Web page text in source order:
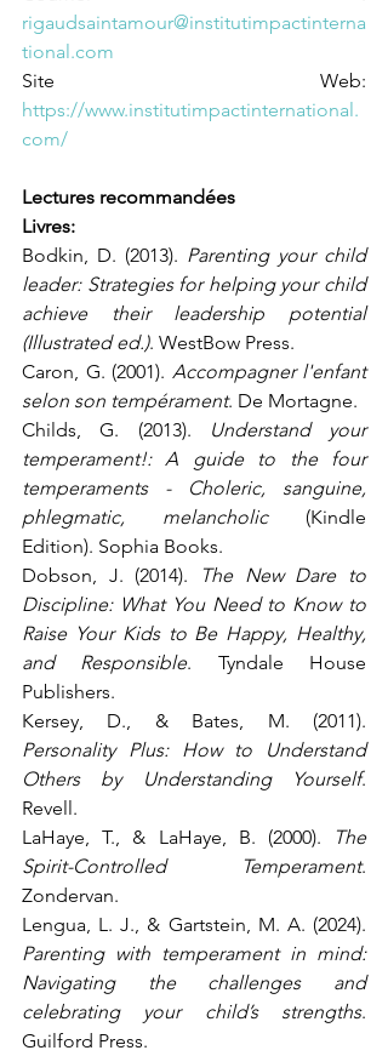
rigaudsaintamour@institutimpactinterna
tional.com
https://www.institutimpactinternational.
com/
Lectures recommandées
Livres:
Bodkin, D. (2013). Parenting your child
leader: Strategies for helping your child
achieve their leadership potential
(Illustrated ed.). WestBow Press.
Caron, G. (2001). Accompagner l'enfant
selon son tempérament. De Mortagne.
Childs, G. (2013).
Understand your
temperament!: A guide to the four
temperaments - Choleric, sanguine,
phlegmatic, melancholic (Kindle
Edition). Sophia Books.
Dobson, J. (2014).
The New Dare to
Discipline: What You Need to Know to
Raise Your Kids to Be Happy, Healthy,
and Responsible. Tyndale House
Publishers.
Personality Plus: How to Understand
Others by Understanding Yourself.
Revell.
LaHaye, T., & LaHaye, B. (2000).
The
Spirit-Controlled Temperament.
Zondervan.
Parenting with temperament in mind:
Navigating the challenges and
celebrating your child’s strengths.
Guilford Press.